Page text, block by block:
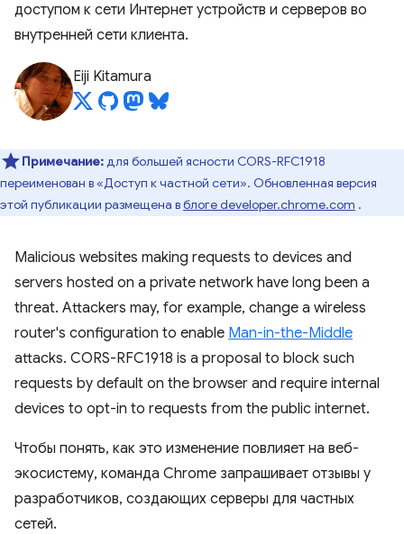
доступом к сети Интернет устройств и серверов во
внутренней сети клиента.
Eiji Kitamura
Примечание:для большей ясности CORS-RFC1918
переименован в «Доступ к частной сети». Обновленная версия
этой публикации размещена вблоге developer.chrome.com .
Malicious websites making requests to devices and
servers hosted on a private network have long been a
threat. Attackers may, for example, change a wireless
router's configuration to enable Man-in-the-Middle
attacks. CORS-RFC1918 is a proposal to block such
requests by default on the browser and require internal
devices to opt-in to requests from the public internet.
Чтобы понять, как это изменение повлияет на веб-
экосистему, команда Chrome запрашивает отзывы у
разработчиков, создающих серверы для частных
сетей.